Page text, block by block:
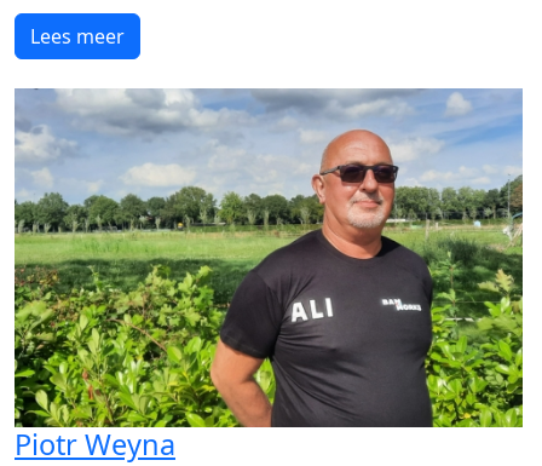
Lees meer
Piotr Weyna